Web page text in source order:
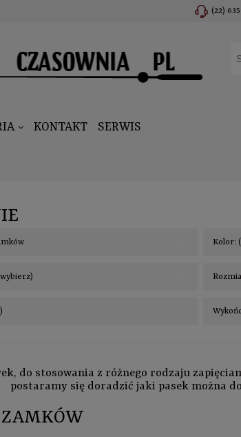
(22)
KONTAKT SERWIS
Kolor:
do stosowania z różnego rodzaju
postaramy się doradzić jaki pasek można
ZAMKÓW